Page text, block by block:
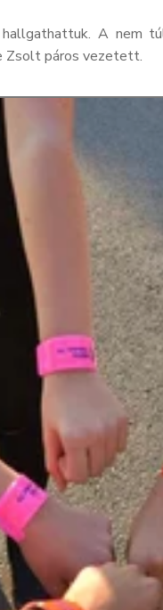
A nem
Zsolt páros vezetett.